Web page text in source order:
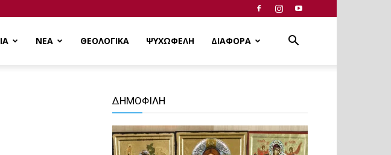
ΝΕΑ ΘΕΟΛΟΓΙΚΑ ΨΥΧΩΦΕΛΗ ΔΙΑΦΟΡΑ
ΔΗΜΟΦΙΛΗ